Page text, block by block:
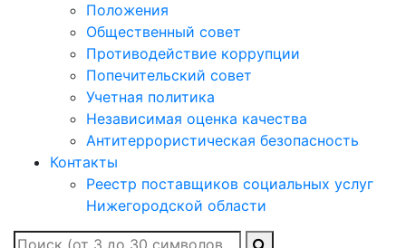
Положения
Общественный совет
Противодействие коррупции
Попечительский совет
Учетная политика
Независимая оценка качества
Антитеррористическая безопасность
Контакты
Реестр поставщиков социальных услуг
Нижегородской области